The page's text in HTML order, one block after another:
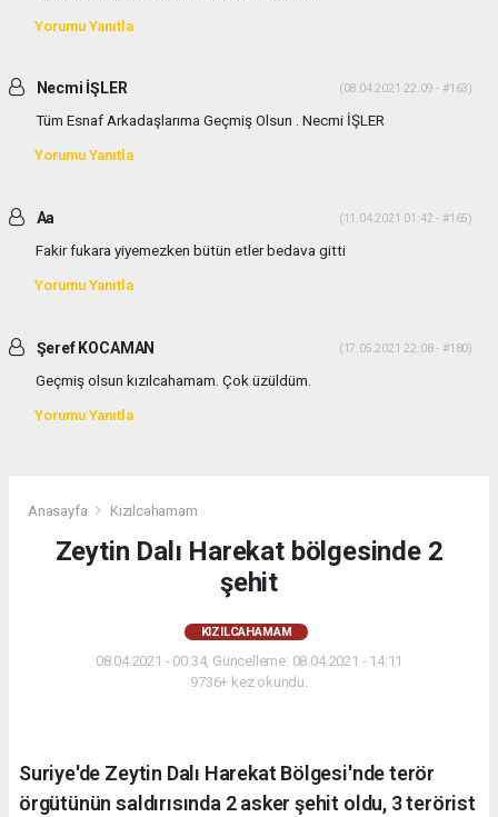
Yorumu Yanıtla
Necmi İŞLER (08.04.2021 22:09 - #163)
Tüm Esnaf Arkadaşlarıma Geçmiş Olsun . Necmi İŞLER
Yorumu Yanıtla
Aa (11.04.2021 01:42 - #165)
Fakir fukara yiyemezken bütün etler bedava gitti
Yorumu Yanıtla
Şeref KOCAMAN (17.05.2021 22:08 - #180)
Geçmiş olsun kızılcahamam. Çok üzüldüm.
Yorumu Yanıtla
Anasayfa Kızılcahamam
Zeytin Dalı Harekat bölgesinde 2
şehit
KIZILCAHAMAM
08.04.2021 - 00:34, Güncelleme: 08.04.2021 - 14:11
9736+ kez okundu.
Suriye'de Zeytin Dalı Harekat Bölgesi'nde terör
örgütünün saldırısında 2 asker şehit oldu, 3 terörist